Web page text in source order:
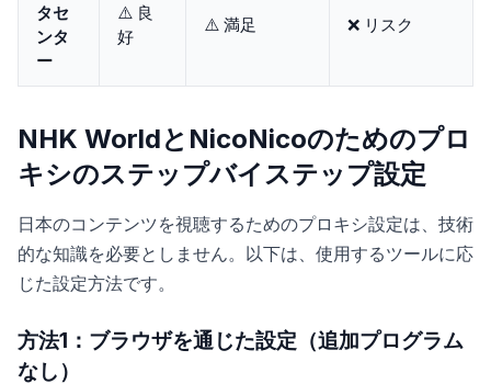
タセ
ンタ
ー
⚠️ 良
好
⚠️ 満足 ❌ リスク
NHK WorldとNicoNicoのためのプロ
キシのステップバイステップ設定
日本のコンテンツを視聴するためのプロキシ設定は、技術
的な知識を必要としません。以下は、使用するツールに応
じた設定方法です。
方法1：ブラウザを通じた設定（追加プログラム
なし）